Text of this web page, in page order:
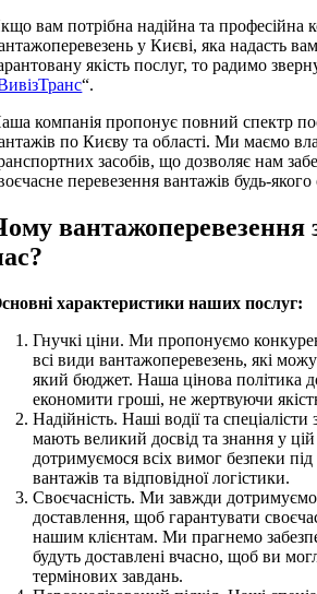
вам потрібна надійна та професійна
у Києві, яка надасть
якість послуг, то радимо
“.
компанія пропонує повний спектр
по Києву та області. Ми маємо
засобів, що дозволяє нам
перевезення вантажів будь-якого
вантажоперевезення
характеристики наших послуг:
Гнучкі ціни. Ми пропонуємо
всі види вантажоперевезень, які
який бюджет. Наша цінова політика
економити гроші, не жертвуючи
Надійність. Наші водії та
мають великий досвід та знання у
дотримуємося всіх вимог безпеки під
вантажів та відповідної логістики.
Своєчасність. Ми завжди
доставлення, щоб гарантувати
нашим клієнтам. Ми прагнемо
будуть доставлені вчасно, щоб ви
термінових завдань.